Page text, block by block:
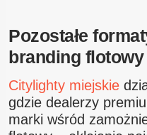
Pozostałe
branding flotowy
Citylighty miejskie
gdzie dealerzy
marki wśród